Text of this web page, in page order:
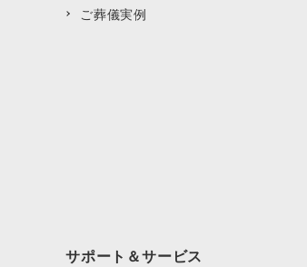
ご葬儀実例
サポート＆サービス